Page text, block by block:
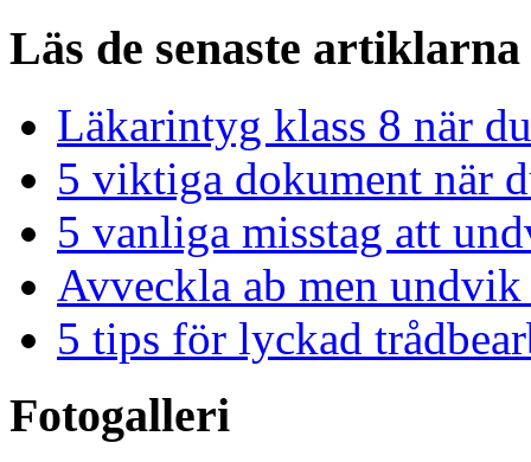
Läs de senaste artiklarna
Läkarintyg klass 8 när
5 viktiga dokument när
5 vanliga misstag att
Avveckla ab men
5 tips för lyckad
Fotogalleri